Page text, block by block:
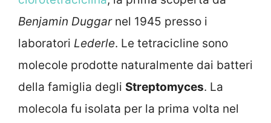
Benjamin Duggarnel 1945 presso i
laboratori Lederle. Le tetracicline sono
molecole prodotte naturalmente dai batteri
della famiglia degli Streptomyces. La
molecola fu isolata per la prima volta nel